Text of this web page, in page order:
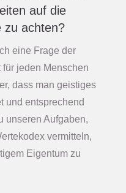
auf die
zu achten?
eine Frage der
jeden Menschen
dass man geistiges
und entsprechend
unseren Aufgaben,
vermitteln,
Eigentum zu